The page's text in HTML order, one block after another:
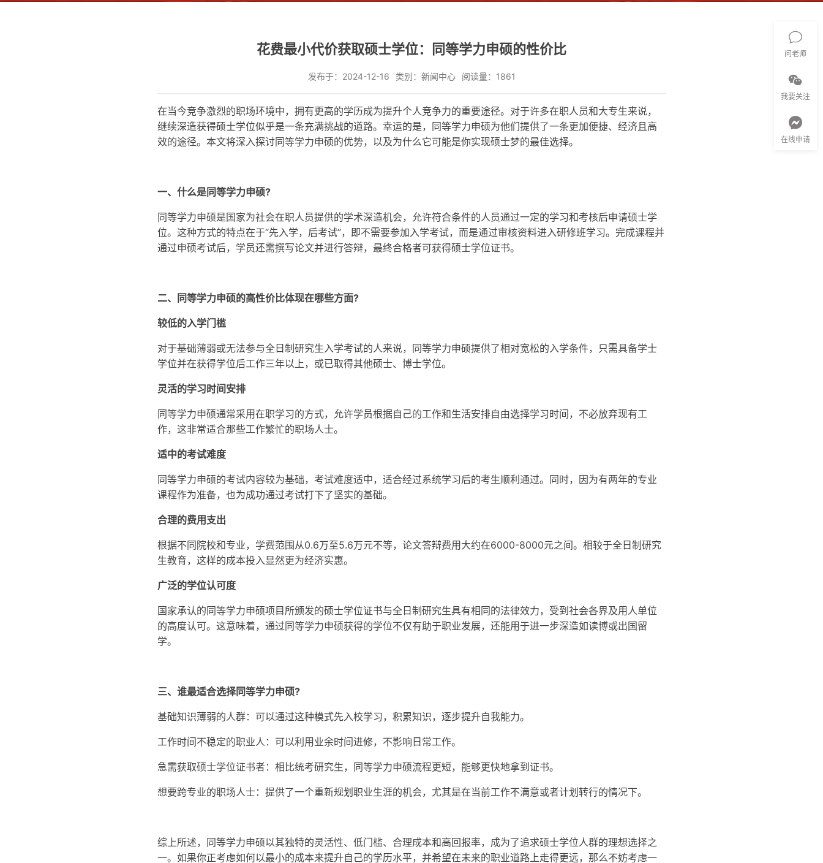
花费最小代价获取硕士学位：同等学力申硕的性价比
发布于： 2024-12-16 类别： 新闻中心 阅读量： 1861
在当今竞争激烈的职场环境中，拥有更高的学历成为提升个人竞争力的重要途径。对于许多在职人员和大专生来说，
继续深造获得硕士学位似乎是一条充满挑战的道路。幸运的是，同等学力申硕为他们提供了一条更加便捷、经济且高
效的途径。本文将深入探讨同等学力申硕的优势，以及为什么它可能是你实现硕士梦的最佳选择。
一、什么是同等学力申硕?
同等学力申硕是国家为社会在职人员提供的学术深造机会，允许符合条件的人员通过一定的学习和考核后申请硕士学
位。这种方式的特点在于“先入学，后考试”，即不需要参加入学考试，而是通过审核资料进入研修班学习。完成课程并
通过申硕考试后，学员还需撰写论文并进行答辩，最终合格者可获得硕士学位证书。
二、同等学力申硕的高性价比体现在哪些方面?
较低的入学门槛
对于基础薄弱或无法参与全日制研究生入学考试的人来说，同等学力申硕提供了相对宽松的入学条件，只需具备学士
学位并在获得学位后工作三年以上，或已取得其他硕士、博士学位。
灵活的学习时间安排
同等学力申硕通常采用在职学习的方式，允许学员根据自己的工作和生活安排自由选择学习时间，不必放弃现有工
作，这非常适合那些工作繁忙的职场人士。
适中的考试难度
同等学力申硕的考试内容较为基础，考试难度适中，适合经过系统学习后的考生顺利通过。同时，因为有两年的专业
课程作为准备，也为成功通过考试打下了坚实的基础。
合理的费用支出
根据不同院校和专业，学费范围从0.6万至5.6万元不等，论文答辩费用大约在6000-8000元之间。相较于全日制研究
生教育，这样的成本投入显然更为经济实惠。
广泛的学位认可度
国家承认的同等学力申硕项目所颁发的硕士学位证书与全日制研究生具有相同的法律效力，受到社会各界及用人单位
的高度认可。这意味着，通过同等学力申硕获得的学位不仅有助于职业发展，还能用于进一步深造如读博或出国留
学。
三、谁最适合选择同等学力申硕?
基础知识薄弱的人群：可以通过这种模式先入校学习，积累知识，逐步提升自我能力。
工作时间不稳定的职业人：可以利用业余时间进修，不影响日常工作。
急需获取硕士学位证书者：相比统考研究生，同等学力申硕流程更短，能够更快地拿到证书。
想要跨专业的职场人士：提供了一个重新规划职业生涯的机会，尤其是在当前工作不满意或者计划转行的情况下。
综上所述，同等学力申硕以其独特的灵活性、低门槛、合理成本和高回报率，成为了追求硕士学位人群的理想选择之
一。如果你正考虑如何以最小的成本来提升自己的学历水平，并希望在未来的职业道路上走得更远，那么不妨考虑一
问老师
我要关注
在线申请